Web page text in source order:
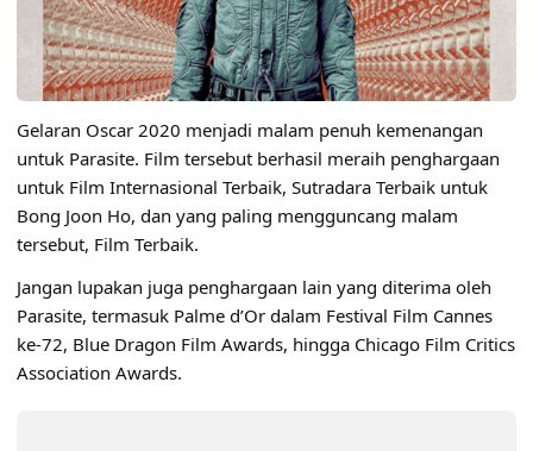
Gelaran Oscar 2020 menjadi malam penuh kemenangan
untuk Parasite. Film tersebut berhasil meraih penghargaan
untuk Film Internasional Terbaik, Sutradara Terbaik untuk
Bong Joon Ho, dan yang paling mengguncang malam
tersebut, Film Terbaik.
Jangan lupakan juga penghargaan lain yang diterima oleh
Parasite, termasuk Palme d’Or dalam Festival Film Cannes
ke-72, Blue Dragon Film Awards, hingga Chicago Film Critics
Association Awards.